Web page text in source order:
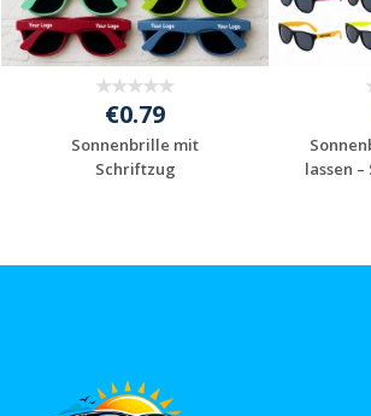
€0.79
Sonnenbrille mit
Schriftzug
lassen